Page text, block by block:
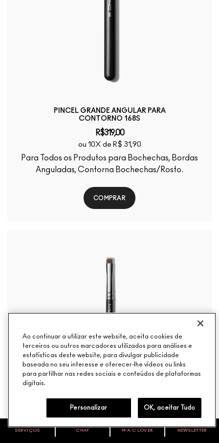
PINCEL GRANDE ANGULAR PARA
CONTORNO 168S
R$319,00
ou 10X de R$ 31,90
Para Todos os Produtos para Bochechas, Bordas
Anguladas, Contorna Bochechas/Rosto.
COMPRAR
VOCÊ É M·A·C LOVER?
SERVIÇOS CHAT M∙A∙C LOVER NEWSLETTER
Ao continuar a utilizar este website, aceita cookies de
terceiros ou outros marcadores utilizados para análises e
estatísticas deste website, para divulgar publicidade
baseada no seu interesse e oferecer-lhe vídeos ou links
para partilhar nas redes sociais e conteúdos de plataformas
digitais.
Personalizar OK, aceitar Tudo